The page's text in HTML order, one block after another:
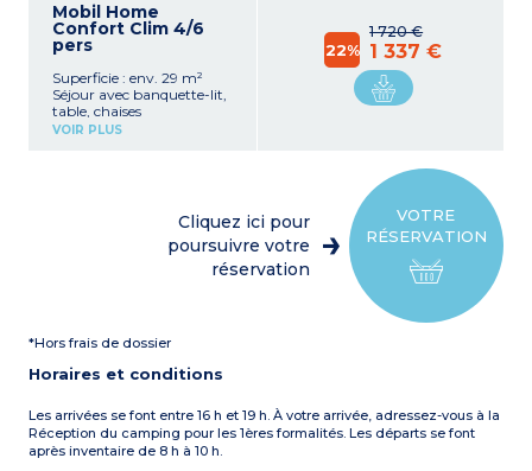
Mobil Home
Confort Clim 4/6
pers
Superficie : env. 29 m²
Séjour avec banquette-lit,
table, chaises
Coin cuisine (réfrigérateur
1 chambre avec 1 lit double
(140 x 190 ou 160 x 190 cm)
1 chambre avec 2 lits
d'eau)
couverte avec salon de
Capacité max. : 4
adultes, 2 enfants
A noter:
VOIR PLUS
1 720 €
22% 1 337 €
VOTRE
RÉSERVATION
Cliquez ici pour
poursuivre votre
réservation
*Hors frais de dossier
Horaires et conditions
Les arrivées se font entre 16 h et 19 h. À votre arrivée, adressez-vous à la
Réception du camping pour les 1ères formalités. Les départs se font
après inventaire de 8 h à 10 h.